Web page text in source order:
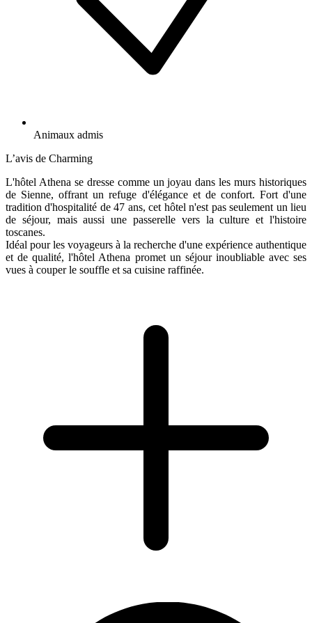
Animaux admis
L’avis de Charming
L'hôtel Athena se dresse comme un joyau dans les murs historiques
de Sienne, offrant un refuge d'élégance et de confort. Fort d'une
tradition d'hospitalité de 47 ans, cet hôtel n'est pas seulement un lieu
de séjour, mais aussi une passerelle vers la culture et l'histoire
toscanes.
Idéal pour les voyageurs à la recherche d'une expérience authentique
et de qualité, l'hôtel Athena promet un séjour inoubliable avec ses
vues à couper le souffle et sa cuisine raffinée.